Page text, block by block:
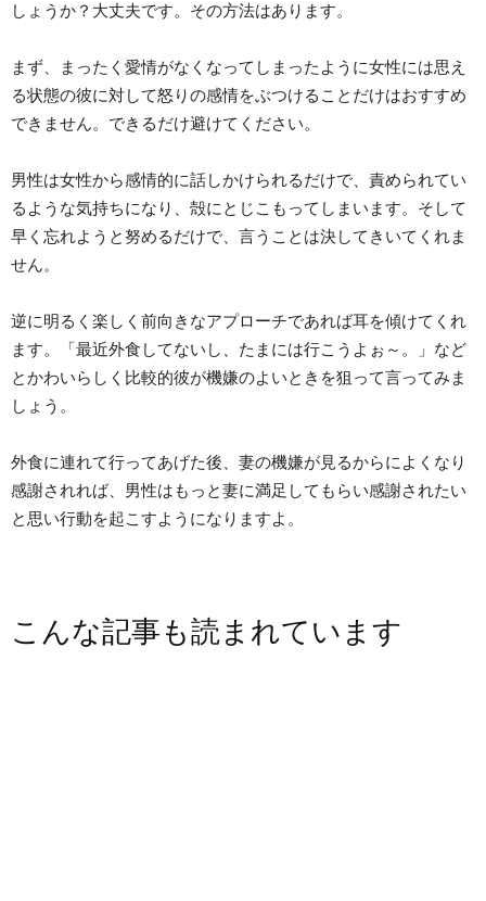
しょうか？大丈夫です。その方法はあります。
まず、まったく愛情がなくなってしまったように女性には思え
る状態の彼に対して怒りの感情をぶつけることだけはおすすめ
できません。できるだけ避けてください。
男性は女性から感情的に話しかけられるだけで、責められてい
るような気持ちになり、殻にとじこもってしまいます。そして
早く忘れようと努めるだけで、言うことは決してきいてくれま
せん。
逆に明るく楽しく前向きなアプローチであれば耳を傾けてくれ
ます。「最近外食してないし、たまには行こうよぉ～。」など
とかわいらしく比較的彼が機嫌のよいときを狙って言ってみま
しょう。
外食に連れて行ってあげた後、妻の機嫌が見るからによくなり
感謝されれば、男性はもっと妻に満足してもらい感謝されたい
と思い行動を起こすようになりますよ。
こんな記事も読まれています